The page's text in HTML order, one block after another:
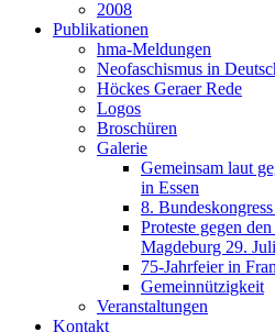
2008
Publikationen
hma-Meldungen
Neofaschismus in
Höckes Geraer Rede
Logos
Broschüren
Galerie
Gemeinsam laut
in Essen
8.
Proteste gegen
Magdeburg 29.
75-Jahrfeier in
Gemeinnützigkeit
Veranstaltungen
Kontakt